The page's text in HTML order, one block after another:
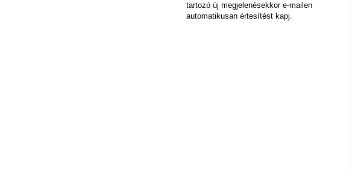
tartozó új megjelenésekkor e-mailen
automatikusan értesítést kapj.